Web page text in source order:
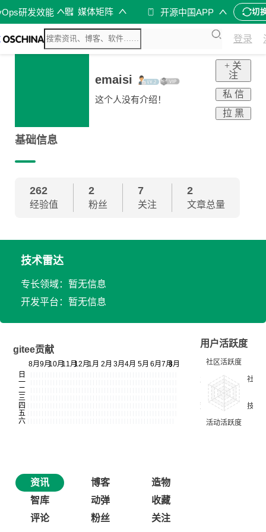
研发效能 媒体矩阵 开源中国APP 切
登录
emaisi
这个人没有介绍！
+ 关
注
私 信
拉 黑
基础信息
262
经验值
2
粉丝
7
关注
2
文章总量
技术雷达
专长领域：暂无信息
开发平台：暂无信息
gitee贡献
用户活跃度
资讯 博客
造物
智库
动弹
收藏
评论
粉丝 关注